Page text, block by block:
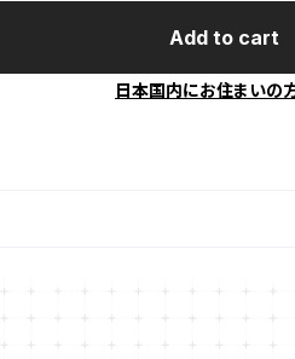
Add to cart
日本国内にお住まいの